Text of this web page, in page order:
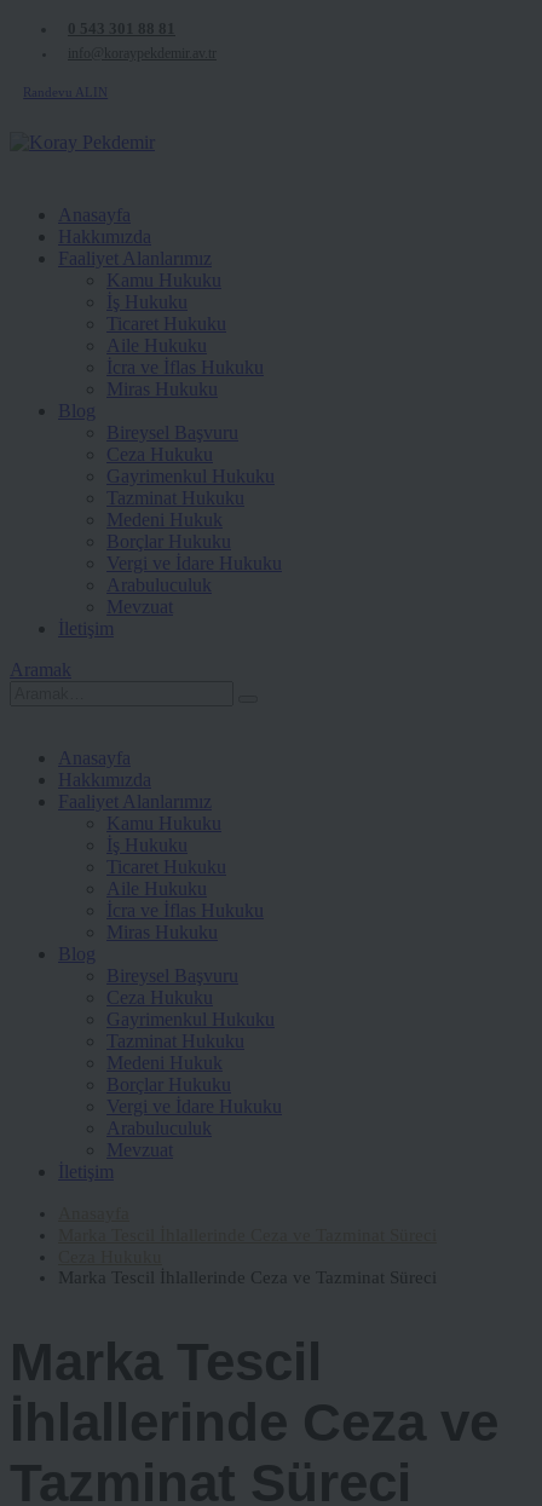
Randevu ALIN
Anasayfa
Hakkımızda
Faaliyet Alanlarımız
Kamu Hukuku
İş Hukuku
Ticaret Hukuku
Aile Hukuku
İcra ve İflas Hukuku
Miras Hukuku
Blog
Bireysel Başvuru
Ceza Hukuku
Gayrimenkul Hukuku
Tazminat Hukuku
Medeni Hukuk
Borçlar Hukuku
Vergi ve İdare Hukuku
Arabuluculuk
Mevzuat
İletişim
Aramak
Anasayfa
Hakkımızda
Faaliyet Alanlarımız
Kamu Hukuku
İş Hukuku
Ticaret Hukuku
Aile Hukuku
İcra ve İflas Hukuku
Miras Hukuku
Blog
Bireysel Başvuru
Ceza Hukuku
Gayrimenkul Hukuku
Tazminat Hukuku
Medeni Hukuk
Borçlar Hukuku
Vergi ve İdare Hukuku
Arabuluculuk
Mevzuat
İletişim
Marka Tescil İhlallerinde Ceza ve Tazminat Süreci
Marka Tescil
İhlallerinde Ceza ve
Tazminat Süreci